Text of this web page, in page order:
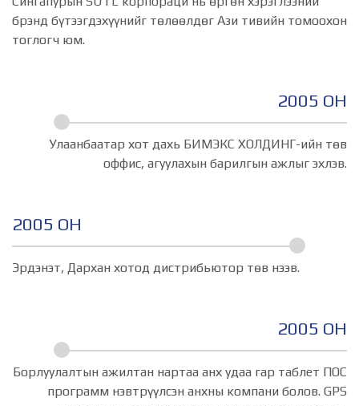
брэнд бүтээгдэхүүнийг төлөөлдөг Ази тивийн томоохон
тоглогч юм.
2005 ОН
Улаанбаатар хот дахь БИМЭКС ХОЛДИНГ-ийн тѳв
оффис, агуулахын барилгын ажлыг эхлэв.
2005 ОН
Эрдэнэт, Дархан хотод дистрибьютор тѳв нээв.
2005 ОН
Борлуулалтын ажилтан нартаа анх удаа гар таблет ПОС
программ нэвтрүүлсэн анхны компани болов. GPS